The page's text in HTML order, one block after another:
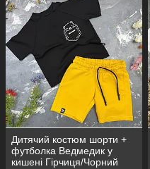
Дитячий костюм шорти +
футболка Ведмедик у
кишені Гірчиця/Чорний